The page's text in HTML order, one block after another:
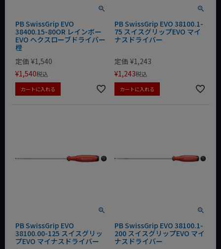
PB SwissGrip EVO
38400.15-80OR レインボー
EVO ヘクスローブドライバー
橙
定価 ¥1,540
¥1,540税込
カートに入れる
PB SwissGrip EVO 38100.1-
75 スイスグリップEVO マイ
ナスドライバー
定価 ¥1,243
¥1,243税込
カートに入れる
PB SwissGrip EVO
38100.00-125 スイスグリッ
プEVO マイナスドライバー
PB SwissGrip EVO 38100.1-
200 スイスグリップEVO マイ
ナスドライバー